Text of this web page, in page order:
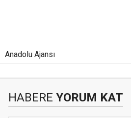
Anadolu Ajansı
HABERE YORUM KAT